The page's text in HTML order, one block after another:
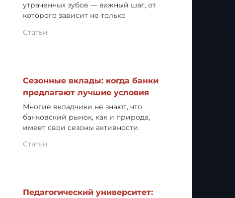
утраченных зубов — важный шаг, от
которого зависит не только
Статьи
Сезонные вклады: когда банки
предлагают лучшие условия
Многие вкладчики не знают, что
банковский рынок, как и природа,
имеет свои сезоны активности.
Статьи
Педагогический университет: